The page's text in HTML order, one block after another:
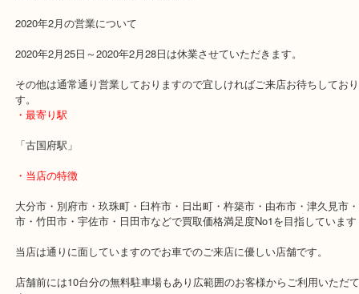
ご家族の方が昔集めていたものだそうで、その方より頼まれて査定
ファイルに入れて良い保管をしていたこともあり、シミや破れなど
お売り下さりありがとうございました。
2020年2月の営業について
2020年2月25日～2020年2月28日は休業させていただきます。
その他は通常通り営業しておりますので宜しければご来店お待ちし
す。
・最寄り駅
「古国府駅」
・当店の特徴